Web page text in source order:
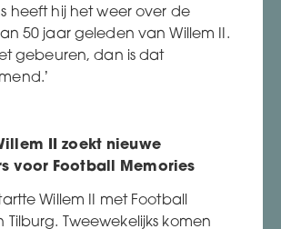
heeft hij het weer over de
50 jaar geleden van Willem II.
gebeuren, dan is dat
II zoekt nieuwe
voor Football Memories
Willem II met Football
Tilburg. Tweewekelijks komen